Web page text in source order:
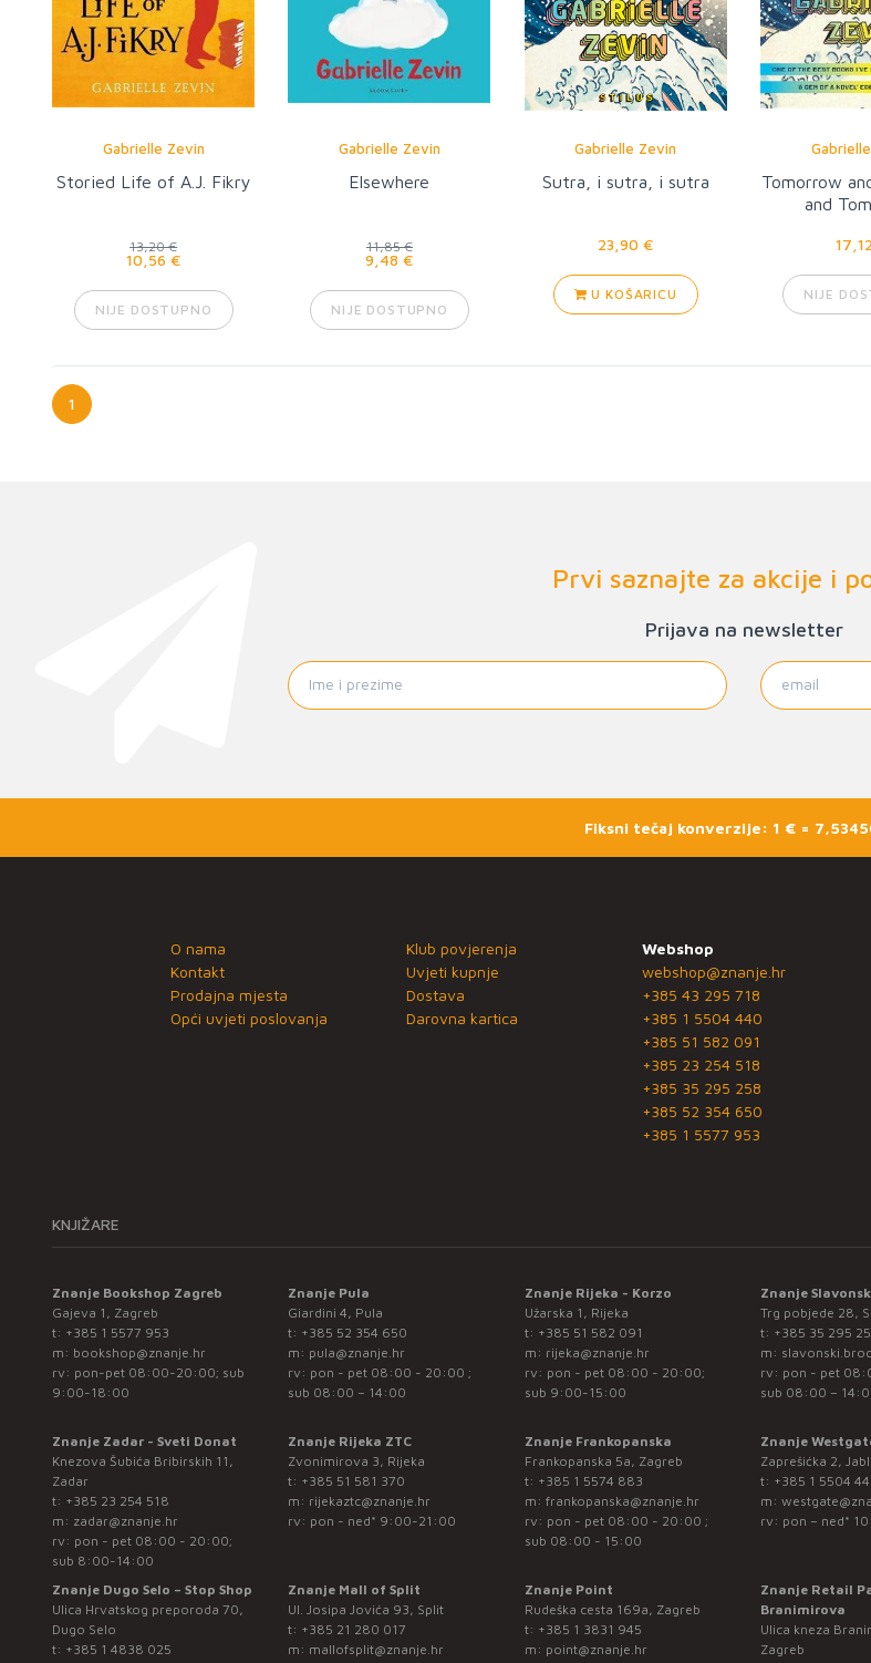
Gabrielle Zevin
Storied Life of A.J. Fikry
13,20 €
10,56 €
NIJE DOSTUPNO
Gabrielle Zevin
Elsewhere
11,85 €
9,48 €
NIJE DOSTUPNO
Gabrielle Zevin
Sutra, i sutra, i sutra
23,90 €
U KOŠARICU
Tomorrow
and
NIJE
1
Prvi saznajte za akcije i
Prijava na newsletter
Fiksni tečaj konverzije: 1 € =
O nama
Kontakt
Prodajna mjesta
Opći uvjeti poslovanja
Klub povjerenja
Uvjeti kupnje
Dostava
Darovna kartica
Webshop
webshop@znanje.hr
+385 43 295 718
+385 1 5504 440
+385 51 582 091
+385 23 254 518
+385 35 295 258
+385 52 354 650
+385 1 5577 953
KNJIŽARE
Znanje Bookshop Zagreb
Gajeva 1, Zagreb
t: +385 1 5577 953
m: bookshop@znanje.hr
rv: pon-pet 08:00-20:00; sub
9:00-18:00
Znanje Pula
Giardini 4, Pula
t: +385 52 354 650
m: pula@znanje.hr
rv: pon - pet 08:00 - 20:00 ;
sub 08:00 – 14:00
Znanje Rijeka - Korzo
Užarska 1, Rijeka
t: +385 51 582 091
m: rijeka@znanje.hr
rv: pon - pet 08:00 - 20:00;
sub 9:00-15:00
Znanje
Trg pobjede 28,
t: +385 35 295
m:
rv: pon - pet
sub 08:00 –
Znanje Zadar - Sveti Donat
Knezova Šubića Bribirskih 11,
Zadar
t: +385 23 254 518
m: zadar@znanje.hr
rv: pon - pet 08:00 - 20:00;
sub 8:00-14:00
Znanje Rijeka ZTC
Zvonimirova 3, Rijeka
t: +385 51 581 370
m: rijekaztc@znanje.hr
rv: pon - ned* 9:00-21:00
Znanje Frankopanska
Frankopanska 5a, Zagreb
t: +385 1 5574 883
m: frankopanska@znanje.hr
rv: pon - pet 08:00 - 20:00 ;
sub 08:00 - 15:00
Znanje
Zaprešićka 2,
t: +385 1 5504
m:
rv: pon – ned*
Znanje Dugo Selo – Stop Shop
Ulica Hrvatskog preporoda 70,
Dugo Selo
t: +385 1 4838 025
Znanje Mall of Split
Ul. Josipa Jovića 93, Split
t: +385 21 280 017
m: mallofsplit@znanje.hr
Znanje Point
Rudeška cesta 169a, Zagreb
t: +385 1 3831 945
m: point@znanje.hr
Znanje Retail
Branimirova
Ulica kneza
Zagreb